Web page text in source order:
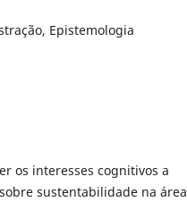
Epistemologia
os interesses cognitivos a
sustentabilidade na área